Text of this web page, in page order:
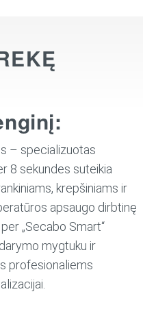
– specializuotas
8 sekundes suteikia
krepšiniams ir
apsaugo dirbtinę
„Secabo Smart“
mygtuku ir
profesionaliems